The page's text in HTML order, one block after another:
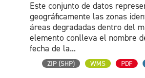
Este conjunto de datos
geográficamente las zonas
áreas degradadas dentro del
elemento conlleva el nombre
fecha de la...
ZIP (SHP) WMS PDF